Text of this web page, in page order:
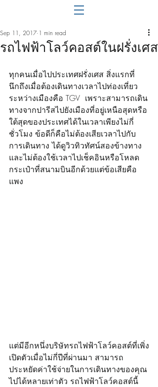
รถไฟฟ้าโลว์คอสต์ในฝรั่งเศส
Sep 11, 2017 1 min read
ทุกคนเมื่อไปประเทศฝรั่งเศส สิ่งแรกที่
นึกถึงเมื่อต้องเดินทางเวลาไปท่องเที่ยว
ระหว่างเมืองคือ TGV  เพราะสามารถเดิน
ทางจากปารีสไปยังเมืองที่อยู่เหนือสุดหรือ
ใต้สุดของประเทศได้ในเวลาเพียงไม่กี่
ชั่วโมง ข้อดีก็คือไม่ต้องเสียเวลาไปกับ
การเดินทาง ได้ดูวิวทิวทัศน์สองข้างทาง
และไม่ต้องใช้เวลาไปเช็คอินหรือโหลด
กระเป๋าที่สนามบินอีกด้วยแต่ข้อเสียคือ
แพง
แต่มีอีกหนึ่งบริษัทรถไฟฟ้าโลว์คอสต์ที่เพิ่ง
เปิดตัวเมื่อไม่กี่ปีที่ผ่านมา สามารถ
ประหยัดค่าใช้จ่ายในการเดินทางของคุณ
ไปได้หลายเท่าตัว รถไฟฟ้าโลว์คอสต์นี้